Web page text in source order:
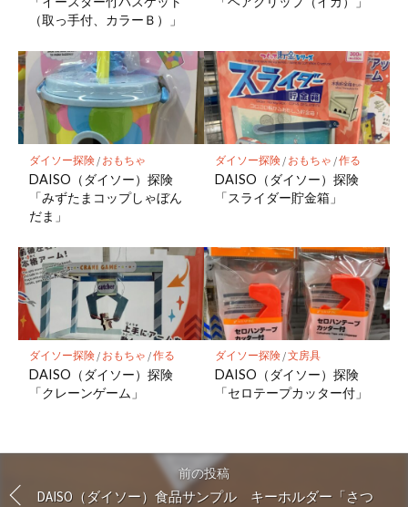
（取っ手付、カラーＢ）」
ダイソー探険/ おもちゃ
DAISO（ダイソー）探険
「みずたまコップしゃぼん
だま」
ダイソー探険/ おもちゃ /作る
DAISO（ダイソー）探険
「スライダー貯金箱」
ダイソー探険/ おもちゃ /作る
DAISO（ダイソー）探険
「クレーンゲーム」
ダイソー探険/文房具
DAISO（ダイソー）探険
「セロテープカッター付」
前の投稿
DAISO（ダイソー）食品サンプル キーホルダー「さつ